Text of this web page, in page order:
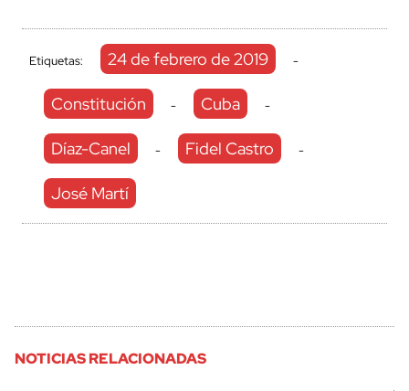
Etiquetas: 24 de febrero de 2019 -
Constitución - Cuba -
Díaz-Canel - Fidel Castro -
José Martí
NOTICIAS RELACIONADAS